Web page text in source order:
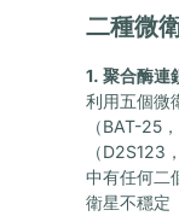
二種微
1. 聚合酶連
利用五個微
（BAT-25
（D2S123
中有任何二
衛星不穩定